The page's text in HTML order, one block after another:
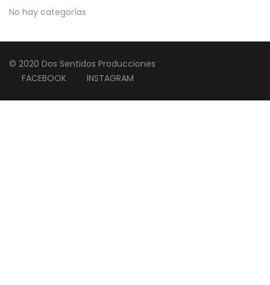
No hay categorías
© 2020 Dos Sentidos Producciones
FACEBOOK
INSTAGRAM